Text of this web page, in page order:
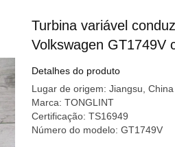
Turbina variável
Volkswagen GT1749V
Detalhes do produto
Lugar de origem: Jiangsu, China
Marca: TONGLINT
Certificação: TS16949
Número do modelo: GT1749V